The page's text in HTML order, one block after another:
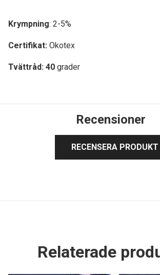
Krympning: 2-5%
Certifikat: Okotex
Tvättråd: 40 grader
Recensioner
RECENSERA PRODUKT
Relaterade